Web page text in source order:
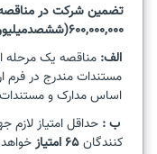
تضمين شرکت در
600,000,000(ششصدميليون) ريال
الف: مناقصه يک مرحله
مستندات مندرج در فرم
اساس مدارک و مستندات
ب : حداقل امتياز
کنندگان65 امتياز